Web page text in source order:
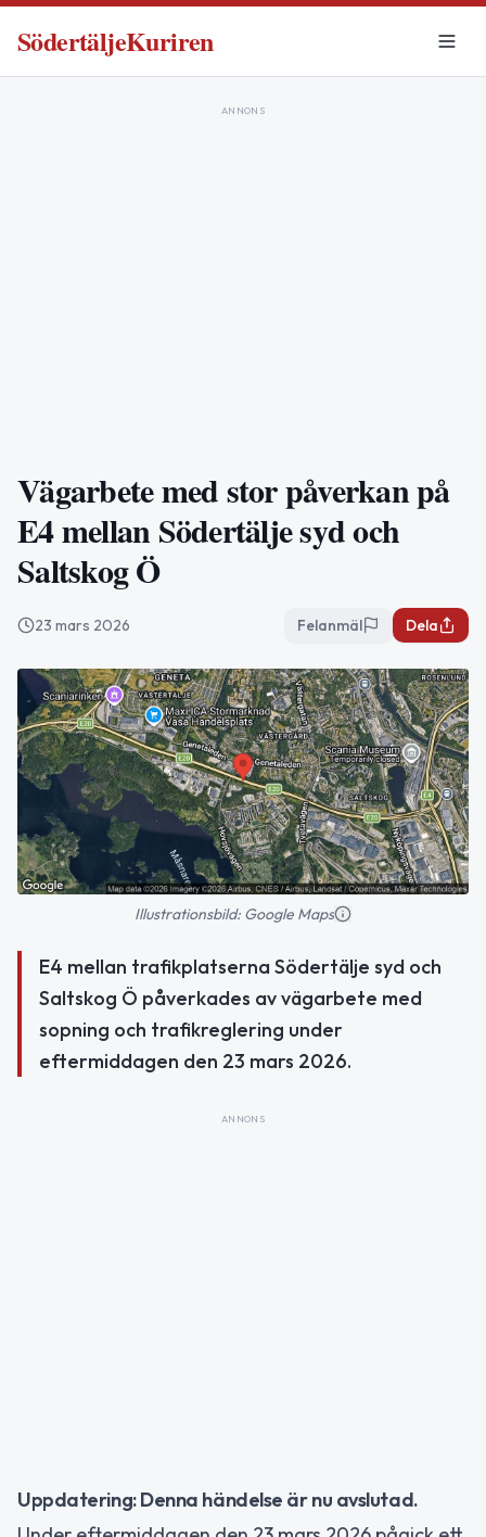
SödertäljeKuriren
ANNONS
Vägarbete med stor påverkan på
E4 mellan Södertälje syd och
Saltskog Ö
23 mars 2026 Felanmäl Dela
Illustrationsbild: Google Maps
E4 mellan trafikplatserna Södertälje syd och
Saltskog Ö påverkades av vägarbete med
sopning och trafikreglering under
eftermiddagen den 23 mars 2026.
ANNONS
Uppdatering: Denna händelse är nu avslutad.